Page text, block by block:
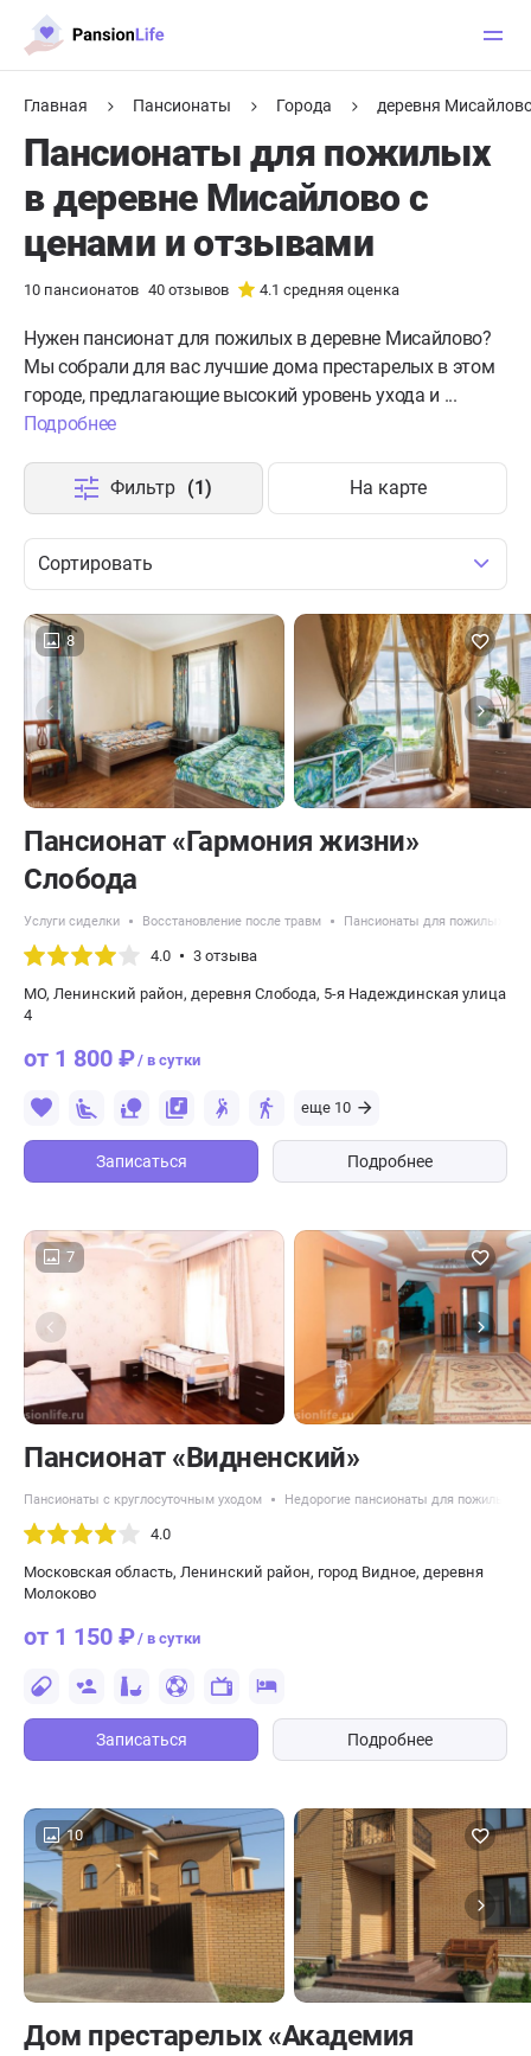
Главная Пансионаты Города деревня
Пансионаты для пожилых
в деревне Мисайлово с
ценами и отзывами
10 пансионатов 40 отзывов 4.1 средняя оценка
Нужен пансионат для пожилых в деревне Мисайлово?
Мы собрали для вас лучшие дома престарелых в этом
городе, предлагающие высокий уровень ухода и ...
Подробнее
Сортировать
Фильтр (1) На карте
8
Пансионат «Гармония жизни»
Слобода
Услуги сиделки Восстановление после травм Пансионаты для пожилых с
4.0 3 отзыва
МО, Ленинский район, деревня Слобода, 5-я Надеждинская улица
4
от 1 800 ₽/ в сутки
еще 10
Записаться Подробнее
7
Пансионат «Видненский»
Пансионаты с круглосуточным уходом Недорогие пансионаты для пожилых
4.0
Московская область, Ленинский район, город Видное, деревня
Молоково
от 1 150 ₽/ в сутки
Записаться Подробнее
10
Дом престарелых «Академия